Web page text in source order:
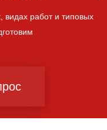
видах работ и типовых